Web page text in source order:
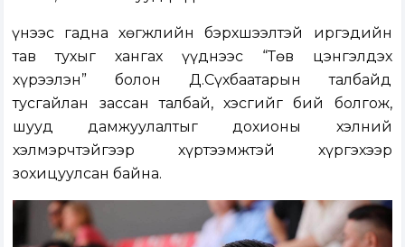
Үүнээс гадна хөгжлийн бэрхшээлтэй иргэдийн
тав тухыг хангах үүднээс “Төв цэнгэлдэх
хүрээлэн” болон Д.Сүхбаатарын талбайд
тусгайлан зассан талбай, хэсгийг бий болгож,
шууд дамжуулалтыг дохионы хэлний
хэлмэрчтэйгээр хүртээмжтэй хүргэхээр
зохицуулсан байна.